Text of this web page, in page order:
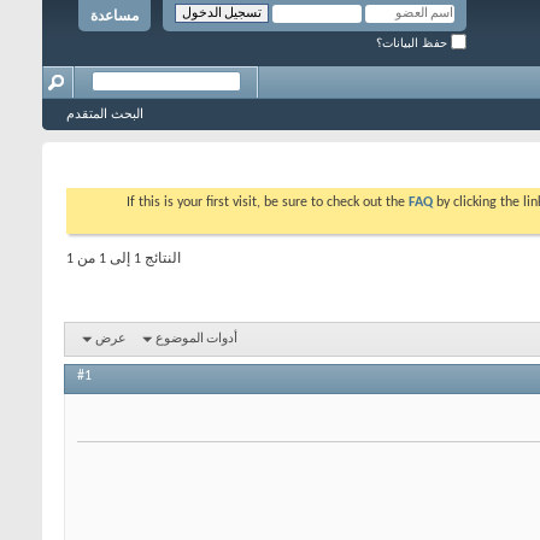
مساعدة
حفظ البيانات؟
البحث المتقدم
If this is your first visit, be sure to check out the FAQ by clicking the
النتائج 1 إلى 1 من 1
أدوات الموضوع عرض
#1